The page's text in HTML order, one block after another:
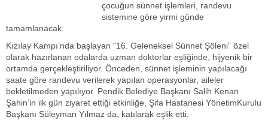
çocuğun sünnet işlemleri, randevu
sistemine göre yirmi günde
tamamlanacak.
Kızılay Kampı’nda başlayan “16. Geleneksel Sünnet Şöleni” özel
olarak hazırlanan odalarda uzman doktorlar eşliğinde, hijyenik bir
ortamda gerçekleştiriliyor. Önceden, sünnet işleminin yapılacağı
saate göre randevu verilerek yapılan operasyonlar, aileler
bekletilmeden yapılıyor. Pendik Belediye Başkanı Salih Kenan
Şahin’in ilk gün ziyaret ettiği etkinliğe, Şifa Hastanesi YönetimKurulu
Başkanı Süleyman Yılmaz da, katılarak eşlik etti.